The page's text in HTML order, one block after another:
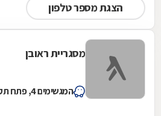
הצגת מספר טלפון
מסגריית ראובן
המגשימים 4, פתח תקווה